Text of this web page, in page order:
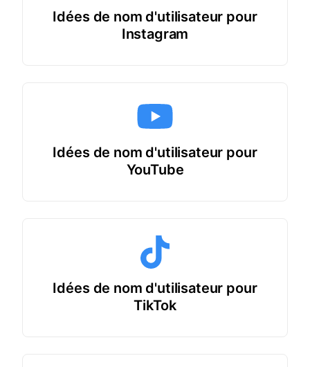
Idées de nom d'utilisateur pour
Instagram
Idées de nom d'utilisateur pour
YouTube
Idées de nom d'utilisateur pour
TikTok